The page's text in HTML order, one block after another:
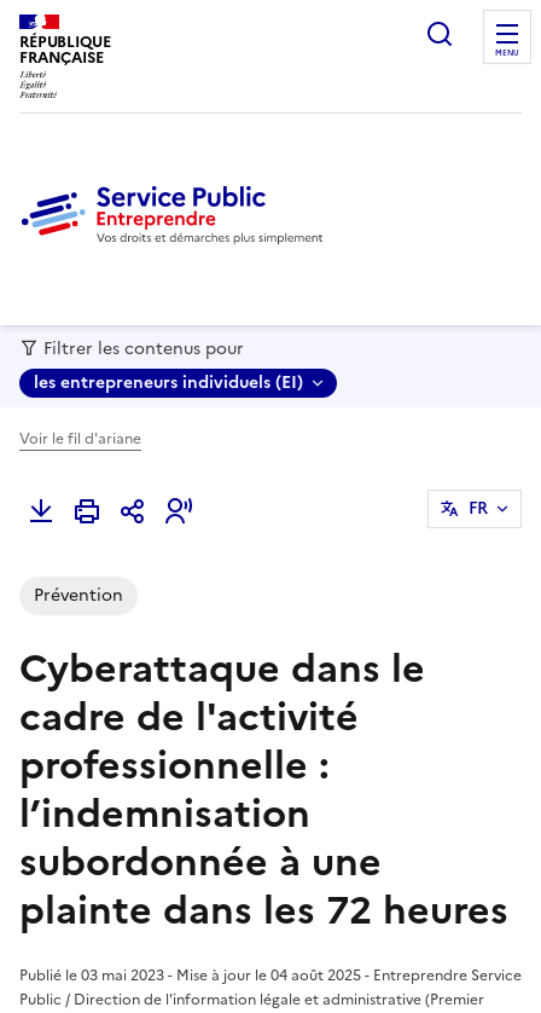
RÉPUBLIQUE
FRANÇAISE MENU
Filtrer les contenus pour
les entrepreneurs individuels (EI)
Voir le fil d'ariane
FR
Prévention
Cyberattaque dans le
cadre de l'activité
professionnelle :
l’indemnisation
subordonnée à une
plainte dans les 72 heures
Publié le 03 mai 2023 - Mise à jour le 04 août 2025 - Entreprendre Service
Public / Direction de l'information légale et administrative (Premier